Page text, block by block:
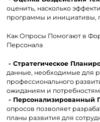
оценить, насколько
программы и инициативы,
Как Опросы Помогают в
Персонала
- Стратегическое
данные, необходимые для
профессионального
ожиданиям и потребностям
- Персонализированный
опросов позволяет
планы развития для